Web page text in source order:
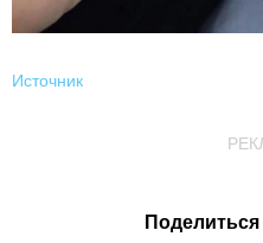
Источник
Поделиться